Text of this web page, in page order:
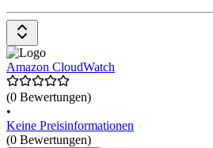
Amazon CloudWatch
(0 Bewertungen)
•
Keine Preisinformationen
(0 Bewertungen)